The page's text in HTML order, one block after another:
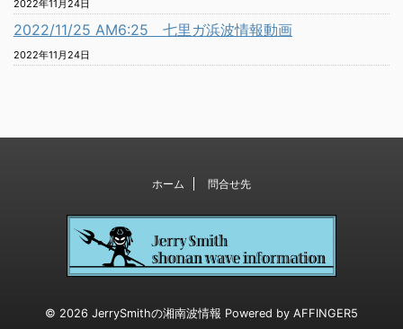
2022年11月24日
2022/11/25 AM6:25 七里ガ浜波情報動画
2022年11月24日
ホーム 問合せ先
© 2026 JerrySmithの湘南波情報 Powered by AFFINGER5